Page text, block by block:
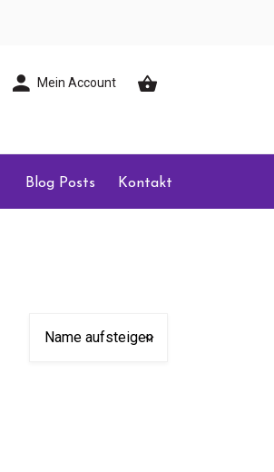
Mein Account
Blog Posts Kontakt